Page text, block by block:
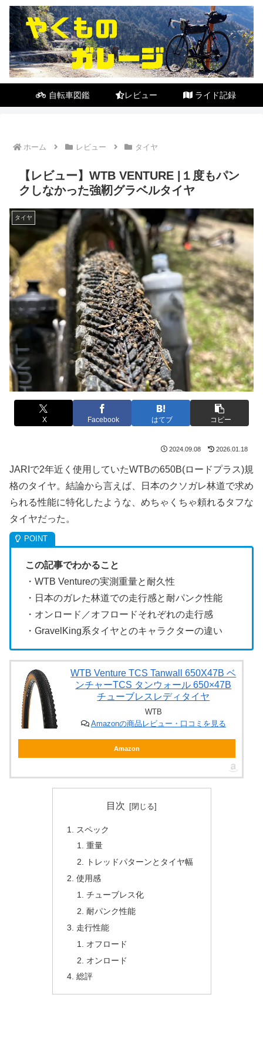
自転車図鑑 レビュー ライド記録
ホーム レビュー タイヤ
【レビュー】WTB VENTURE |１度もパン
クしなかった強靭グラベルタイヤ
タイヤ
X Facebook はてブ コピー
2024.09.08 2026.01.18
JARIで2年近く使用していたWTBの650B(ロードプラス)規
格のタイヤ。結論から言えば、日本のクソガレ林道で求め
られる性能に特化したような、めちゃくちゃ頼れるタフな
タイヤだった。
この記事でわかること
・WTB Ventureの実測重量と耐久性
・日本のガレた林道での走行感と耐パンク性能
・オンロード／オフロードそれぞれの走行感
・GravelKing系タイヤとのキャラクターの違い
WTB Venture TCS Tanwall 650X47B ベ
ンチャーTCS タンウォール 650×47B
チューブレスレディタイヤ
WTB
Amazonの商品レビュー・口コミを見る
Amazon
目次
スペック
重量
トレッドパターンとタイヤ幅
使用感
チューブレス化
耐パンク性能
走行性能
オフロード
オンロード
総評